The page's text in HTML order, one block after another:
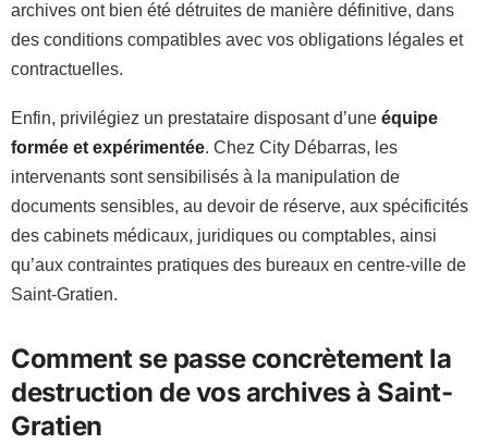
archives ont bien été détruites de manière définitive, dans
des conditions compatibles avec vos obligations légales et
contractuelles.
Enfin, privilégiez un prestataire disposant d’une équipe
formée et expérimentée. Chez City Débarras, les
intervenants sont sensibilisés à la manipulation de
documents sensibles, au devoir de réserve, aux spécificités
des cabinets médicaux, juridiques ou comptables, ainsi
qu’aux contraintes pratiques des bureaux en centre-ville de
Saint-Gratien.
Comment se passe concrètement la
destruction de vos archives à Saint-
Gratien